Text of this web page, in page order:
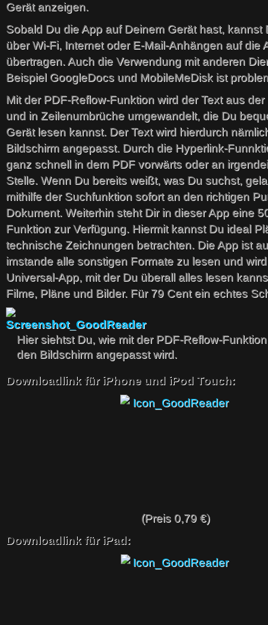
Gerät anzeigen.
Sobald Du die App auf Deinem Gerät hast, kannst
über Wi-Fi, Internet oder E-Mail-Anhängen auf die
übertragen. Auch die Verwendung mit anderen
Beispiel GoogleDocs und MobileMeDisk ist
Mit der PDF-Reflow-Funktion wird der Text aus der
und in Zeilenumbrüche umgewandelt, die Du
Gerät lesen kannst. Der Text wird hierdurch
Bildschirm angepasst. Durch die Hyperlink-
ganz schnell in dem PDF vorwärts oder an
Stelle. Wenn Du bereits weißt, was Du suchst,
mithilfe der Suchfunktion sofort an den richtigen
Dokument. Weiterhin steht Dir in dieser App eine
Funktion zur Verfügung. Hiermit kannst Du ideal
technische Zeichnungen betrachten. Die App ist
imstande alle sonstigen Formate zu lesen und
Universal-App, mit der Du überall alles lesen
Filme, Pläne und Bilder. Für 79 Cent ein echtes
Hier siehtst Du, wie mit der PDF-Reflow-
den Bildschirm angepasst wird.
Downloadlink für iPhone und iPod Touch:
(Preis 0,79 €)
Downloadlink für iPad: